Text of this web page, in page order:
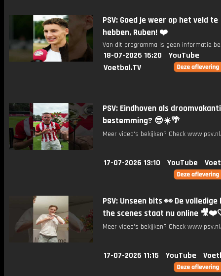
PSV: Goed je weer op het veld te
hebben, Ruben! ❤️
Van dit programma is geen informatie
18-07-2026 16:20
YouTube
Voetbal.TV
PSV: Eindhoven als
bestemming? 😎☀️🌴
Meer video's bekijken? Check
17-07-2026 13:10 YouTube
PSV: Unseen bits 👀 De volledige
the scenes staat nu online
Meer video's bekijken? Check
17-07-2026 11:15 YouTube